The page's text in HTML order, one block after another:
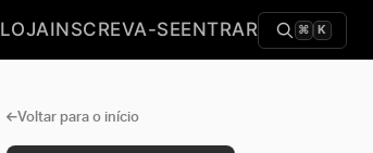
LOJAINSCREVA-SEENTRAR ⌘ K
Voltar para o início